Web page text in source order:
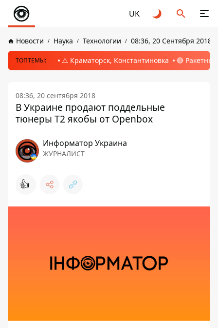
UK
Новости Наука Технологии 08:36, 20 Сентября 2018
ТОПТЕМЫ: ⚠️ Краматорск, Константиновка 🔴
08:36, 20 сентября 2018
В Украине продают поддельные
тюнеры Т2 якобы от Openbox
Информатор Украина
ЖУРНАЛИСТ
👍